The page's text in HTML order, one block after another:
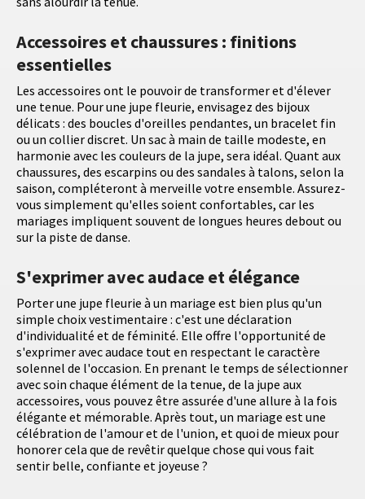
Accessoires et chaussures : finitions
essentielles
Les accessoires ont le pouvoir de transformer et d'élever
une tenue. Pour une jupe fleurie, envisagez des bijoux
délicats : des boucles d'oreilles pendantes, un bracelet fin
ou un collier discret. Un sac à main de taille modeste, en
harmonie avec les couleurs de la jupe, sera idéal. Quant aux
chaussures, des escarpins ou des sandales à talons, selon la
saison, compléteront à merveille votre ensemble. Assurez-
vous simplement qu'elles soient confortables, car les
mariages impliquent souvent de longues heures debout ou
sur la piste de danse.
S'exprimer avec audace et élégance
Porter une jupe fleurie à un mariage est bien plus qu'un
simple choix vestimentaire : c'est une déclaration
d'individualité et de féminité. Elle offre l'opportunité de
s'exprimer avec audace tout en respectant le caractère
solennel de l'occasion. En prenant le temps de sélectionner
avec soin chaque élément de la tenue, de la jupe aux
accessoires, vous pouvez être assurée d'une allure à la fois
élégante et mémorable. Après tout, un mariage est une
célébration de l'amour et de l'union, et quoi de mieux pour
honorer cela que de revêtir quelque chose qui vous fait
sentir belle, confiante et joyeuse ?